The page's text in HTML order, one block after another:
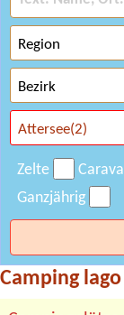
Zelte
Ganzjährig
Camping